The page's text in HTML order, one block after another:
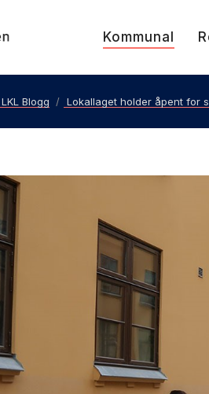
Kommunal
LKL Blogg Lokallaget holder åpent for